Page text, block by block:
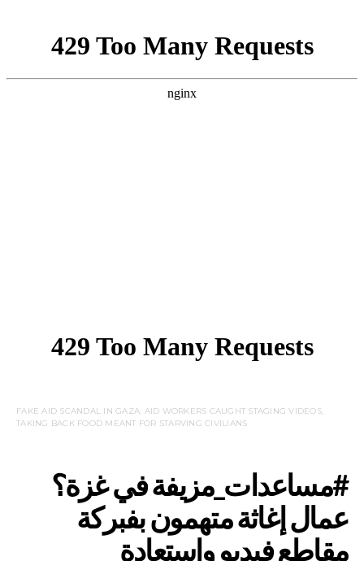
FAKE AID SCANDAL IN GAZA: AID WORKERS CAUGHT STAGING VIDEOS,
TAKING BACK FOOD MEANT FOR STARVING CIVILIANS